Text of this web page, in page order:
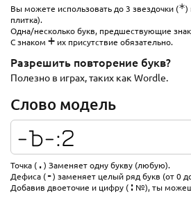
Вы можете использовать до 3 звездочки (*)
плитка).
Одна/несколько букв, предшествующие
С знаком +их присутствие обязательно.
Разрешить повторение букв?
Полезно в играх, таких как Wordle.
Слово модель
Точка (.) Заменяет одну букву (любую).
Дефиса (-) заменяет целый ряд букв (от 0
Добавив двоеточие и цифру (: №), ты